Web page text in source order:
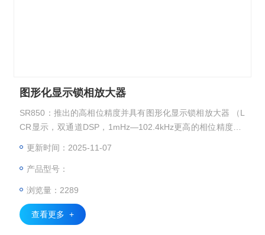
图形化显示锁相放大器
SR850：推出的高相位精度并具有图形化显示锁相放大器 （L
CR显示，双通道DSP，1mHz—102.4kHz更高的相位精度0.0
更新时间：2025-11-07
产品型号：
浏览量：2289
查看更多 +